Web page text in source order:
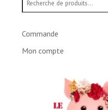
Commande
Mon compte